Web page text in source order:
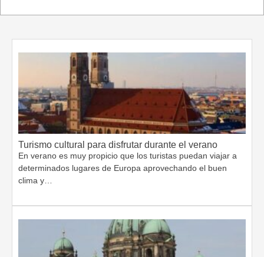
Turismo cultural para disfrutar durante el verano
En verano es muy propicio que los turistas puedan viajar a
determinados lugares de Europa aprovechando el buen
clima y…